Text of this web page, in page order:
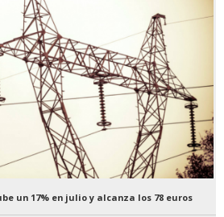
un 17% en julio y alcanza los 78 euros